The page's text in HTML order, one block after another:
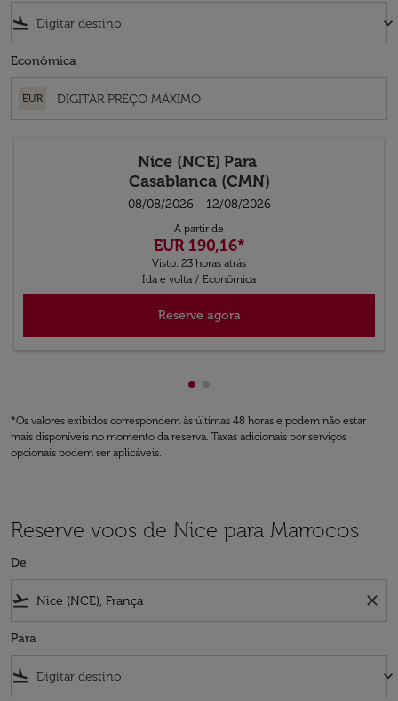
flight_land keyboard_arrow_down
Econômica
EUR
Nice (NCE) Para
Casablanca (CMN)
08/08/2026 - 12/08/2026
A partir de
EUR 190,16*
Visto: 23 horas atrás
Ida e volta / Econômica
Reserve agora
Mostrando de cmp-
Mostrando de cmp-
*Os valores exibidos correspondem às últimas 48 horas e podem não estar
mais disponíveis no momento da reserva. Taxas adicionais por serviços
opcionais podem ser aplicáveis.
Reserve voos de Nice para Marrocos
De
flight_takeoff close
Para
flight_land keyboard_arrow_down